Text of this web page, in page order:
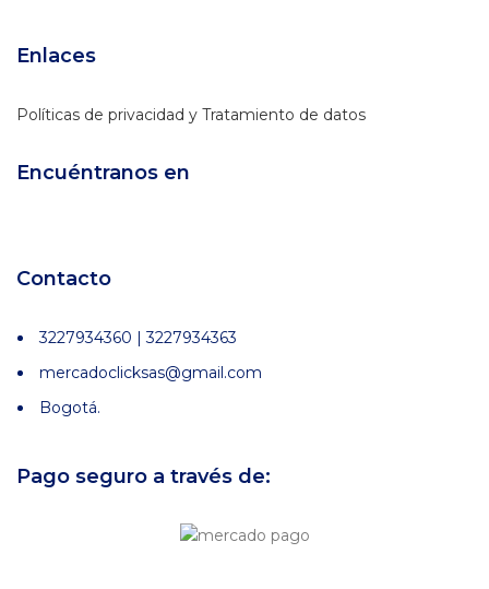
Enlaces
Políticas de privacidad y Tratamiento de datos
Encuéntranos en
Contacto
3227934360 | 3227934363
mercadoclicksas@gmail.com
Bogotá.
Pago seguro a través de: